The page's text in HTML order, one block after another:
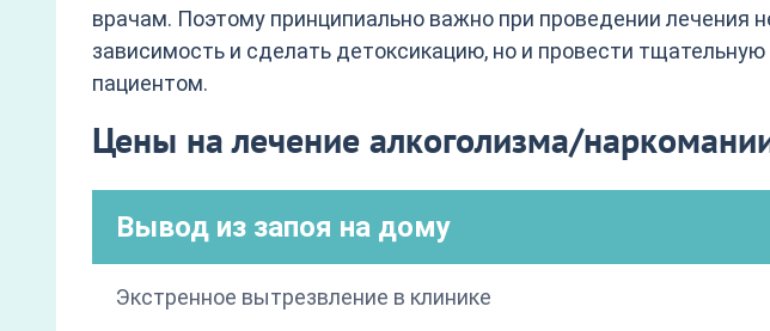
врачам. Поэтому принципиально важно при проведении лечения
зависимость и сделать детоксикацию, но и провести тщательную
пациентом.
Цены на лечение алкоголизма/
Вывод из запоя на дому
Экстренное вытрезвление в клинике